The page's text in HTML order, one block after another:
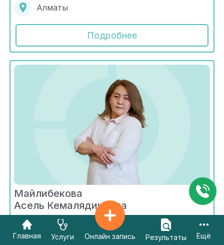
Алматы
Подробнее
Майлибекова
Асель Кемалядиновна
Радиология
Главная Услуги Онлайн запись Результаты Ещё